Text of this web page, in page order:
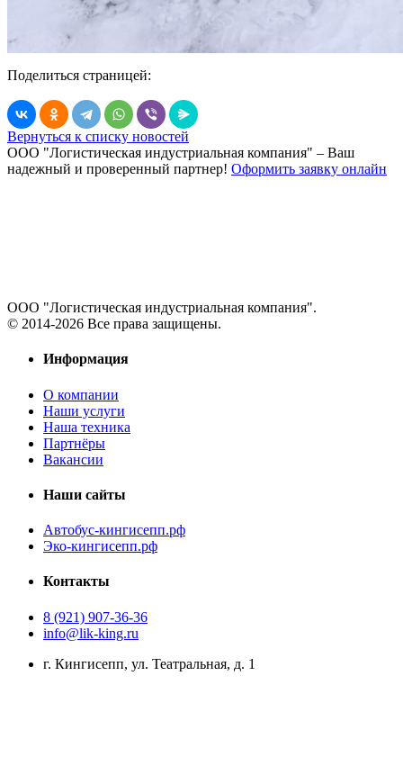
Поделиться страницей:
Вернуться к списку новостей
ООО "Логистическая индустриальная компания" – Ваш
надежный и проверенный партнер! Оформить заявку онлайн
ООО "Логистическая индустриальная компания".
© 2014-2026 Все права защищены.
Информация
О компании
Наши услуги
Наша техника
Партнёры
Вакансии
Наши сайты
Автобус-кингисепп.рф
Эко-кингисепп.рф
Контакты
8 (921) 907-36-36
info@lik-king.ru
г. Кингисепп, ул. Театральная, д. 1